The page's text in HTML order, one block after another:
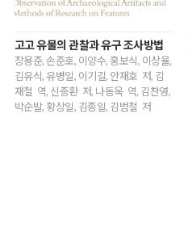
고고 유물의 관찰과 유구 조사방법
장용준, 손준호, 이양수, 홍보식, 이상율,
김유식, 유병일, 이기길, 안재호 저, 김
재철 역, 신종환 저, 나동욱 역, 김찬영,
박순발, 황상일, 김종일, 김범철 저